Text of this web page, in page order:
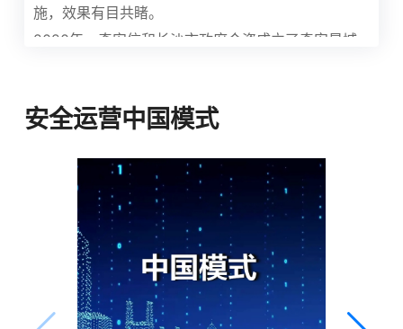
施，效果有目共睹。
2020年，奇安信和长沙市政府合资成立了奇安星城
全体系；为全市政务、教育、医疗、金融等行业
多起，协助完成高危风险整改1000多次，有力保障了
长沙市的数字化建设。
安全运营中国模式